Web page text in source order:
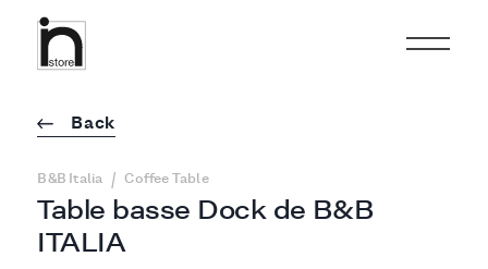
Table basse Dock de B&B
ITALIA
Back
B&B Italia / Coffee Table